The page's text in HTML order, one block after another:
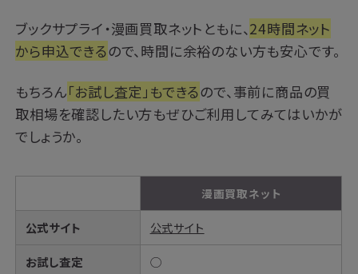
ブックサプライ・漫画買取ネットともに、24時間ネット
から申込できるので、時間に余裕のない方も安心です。
もちろん「お試し査定」もできるので、事前に商品の買
取相場を確認したい方もぜひご利用してみてはいかが
でしょうか。
漫画買取ネット
公式サイト 公式サイト
お試し査定 ◯